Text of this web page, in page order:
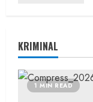
KRIMINAL
1 MIN READ